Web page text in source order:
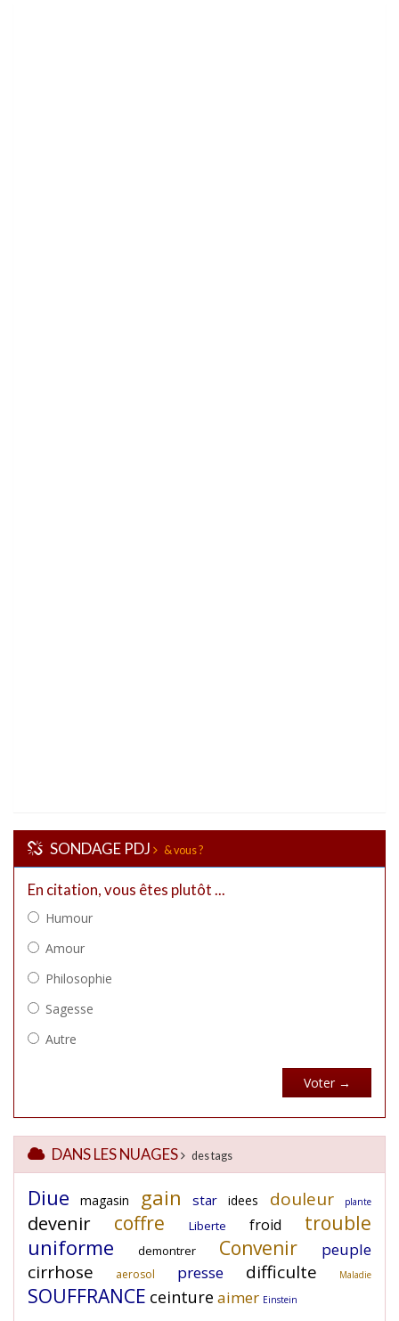
SONDAGE PDJ & vous ?
DANS LES NUAGES des tags
Diue magasin gain star idees douleur plante
devenir coffre Liberte froid trouble
uniforme demontrer Convenir peuple
cirrhose aerosol presse difficulte Maladie
SOUFFRANCE ceinture aimer Einstein